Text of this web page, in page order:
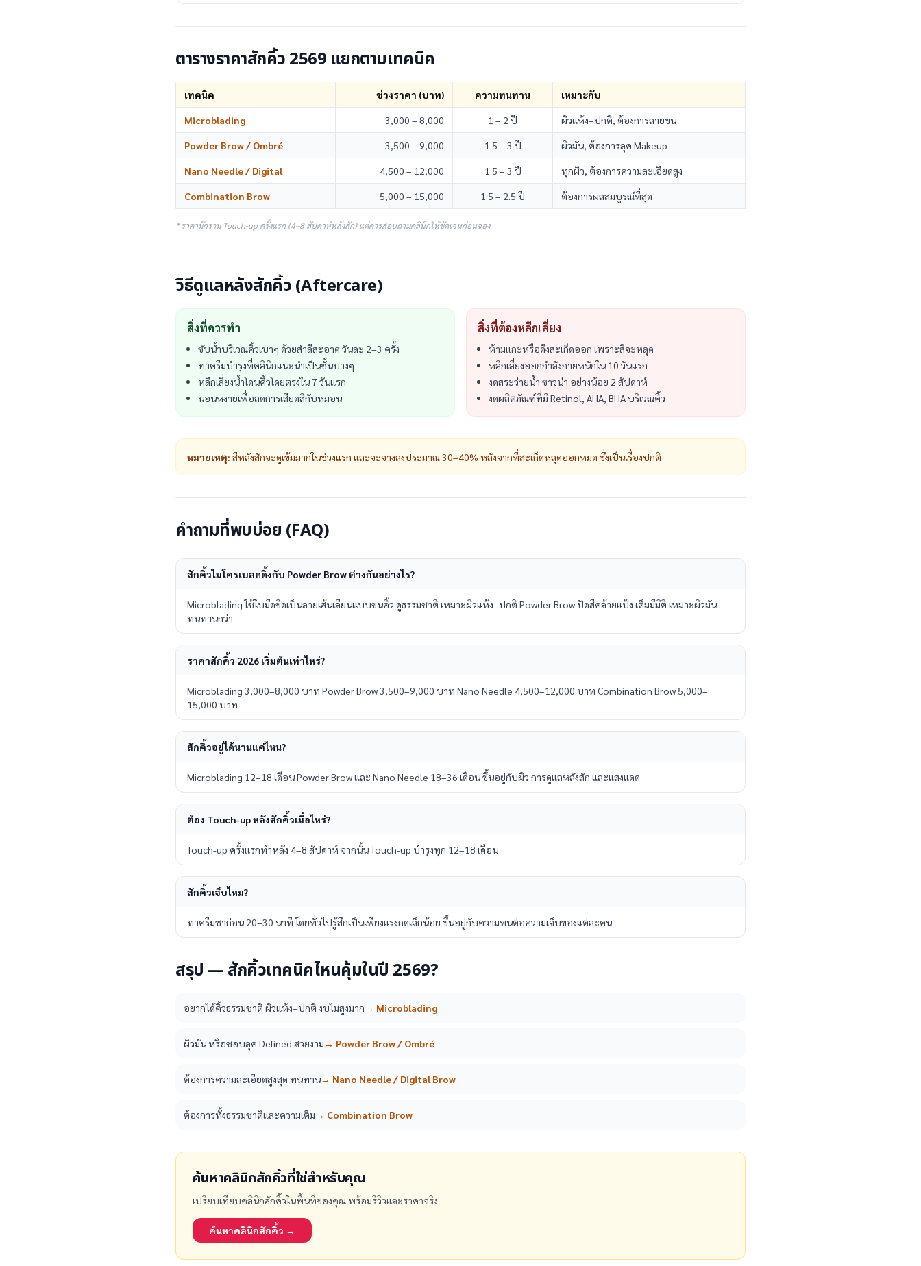
ตารางราคาสักคิ้ว 2569 แยกตามเทคนิค
เทคนิค ช่วงราคา (บาท) ความทนทาน เหมาะกับ
Microblading 3,000 – 8,000 1 – 2 ปี ผิวแห้ง–ปกติ, ต้องการลายขน
Powder Brow / Ombré 3,500 – 9,000 1.5 – 3 ปี ผิวมัน, ต้องการลุค Makeup
Nano Needle / Digital 4,500 – 12,000 1.5 – 3 ปี ทุกผิว, ต้องการความละเอียดสูง
Combination Brow 5,000 – 15,000 1.5 – 2.5 ปี ต้องการผลสมบูรณ์ที่สุด
* ราคามักรวม Touch-up ครั้งแรก (4–8 สัปดาห์หลังสัก) แต่ควรสอบถามคลินิกให้ชัดเจนก่อนจอง
วิธีดูแลหลังสักคิ้ว (Aftercare)
สิ่งที่ควรทำ
ซับน้ำบริเวณคิ้วเบาๆ ด้วยสำลีสะอาด วันละ 2–3 ครั้ง
ทาครีมบำรุงที่คลินิกแนะนำเป็นชั้นบางๆ
หลีกเลี่ยงน้ำโดนคิ้วโดยตรงใน 7 วันแรก
นอนหงายเพื่อลดการเสียดสีกับหมอน
สิ่งที่ต้องหลีกเลี่ยง
ห้ามแกะหรือดึงสะเก็ดออก เพราะสีจะหลุด
หลีกเลี่ยงออกกำลังกายหนักใน 10 วันแรก
งดสระว่ายน้ำ ซาวน่า อย่างน้อย 2 สัปดาห์
งดผลิตภัณฑ์ที่มี Retinol, AHA, BHA บริเวณคิ้ว
หมายเหตุ: สีหลังสักจะดูเข้มมากในช่วงแรก และจะจางลงประมาณ 30–40% หลังจากที่สะเก็ดหลุดออกหมด ซึ่งเป็นเรื่องปกติ
คำถามที่พบบ่อย (FAQ)
สักคิ้วไมโครเบลดดิ้งกับ Powder Brow ต่างกันอย่างไร?
Microblading ใช้ใบมีดขีดเป็นลายเส้นเลียนแบบขนคิ้ว ดูธรรมชาติ เหมาะผิวแห้ง–ปกติ Powder Brow ปัดสีคล้ายแป้ง เต็มมีมิติ เหมาะผิวมัน
ทนทานกว่า
ราคาสักคิ้ว 2026 เริ่มต้นเท่าไหร่?
Microblading 3,000–8,000 บาท Powder Brow 3,500–9,000 บาท Nano Needle 4,500–12,000 บาท Combination Brow 5,000–
15,000 บาท
สักคิ้วอยู่ได้นานแค่ไหน?
Microblading 12–18 เดือน Powder Brow และ Nano Needle 18–36 เดือน ขึ้นอยู่กับผิว การดูแลหลังสัก และแสงแดด
ต้อง Touch-up หลังสักคิ้วเมื่อไหร่?
Touch-up ครั้งแรกทำหลัง 4–8 สัปดาห์ จากนั้น Touch-up บำรุงทุก 12–18 เดือน
สักคิ้วเจ็บไหม?
ทาครีมชาก่อน 20–30 นาที โดยทั่วไปรู้สึกเป็นเพียงแรงกดเล็กน้อย ขึ้นอยู่กับความทนต่อความเจ็บของแต่ละคน
สรุป — สักคิ้วเทคนิคไหนคุ้มในปี 2569?
อยากได้คิ้วธรรมชาติ ผิวแห้ง–ปกติ งบไม่สูงมาก→ Microblading
ผิวมัน หรือชอบลุค Defined สวยงาม→ Powder Brow / Ombré
ต้องการความละเอียดสูงสุด ทนทาน→ Nano Needle / Digital Brow
ต้องการทั้งธรรมชาติและความเต็ม→ Combination Brow
ค้นหาคลินิกสักคิ้วที่ใช่สำหรับคุณ
เปรียบเทียบคลินิกสักคิ้วในพื้นที่ของคุณ พร้อมรีวิวและราคาจริง
ค้นหาคลินิกสักคิ้ว →